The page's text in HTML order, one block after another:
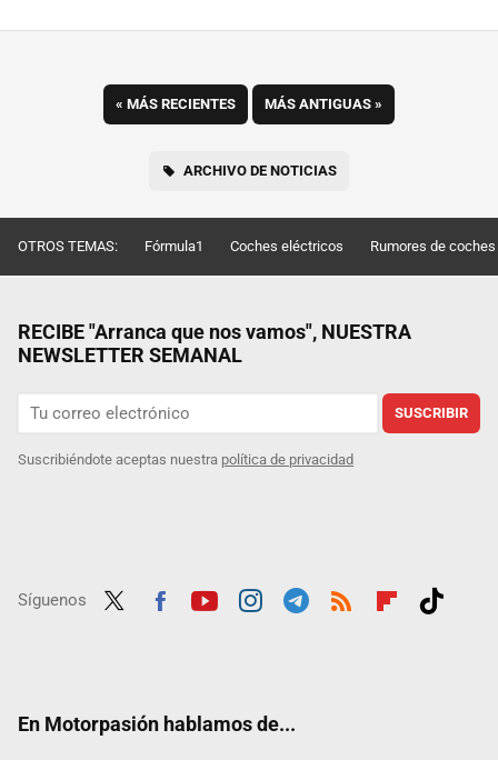
« MÁS RECIENTES MÁS ANTIGUAS »
ARCHIVO DE NOTICIAS
OTROS TEMAS: Fórmula1 Coches eléctricos Rumores de coches
RECIBE "Arranca que nos vamos", NUESTRA
NEWSLETTER SEMANAL
SUSCRIBIR
Suscribiéndote aceptas nuestra política de privacidad
Síguenos
En Motorpasión hablamos de...